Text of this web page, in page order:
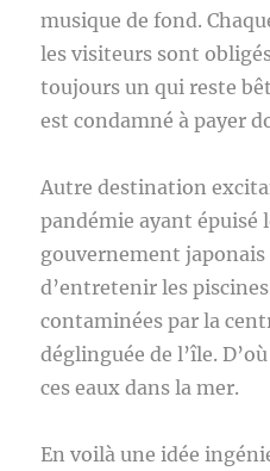
musique de fond.
les visiteurs sont
toujours un qui reste
est condamné à payer
Autre destination
pandémie ayant épuisé
gouvernement japonais
d’entretenir les
contaminées par la
déglinguée de l’île.
ces eaux dans la mer.
En voilà une idée